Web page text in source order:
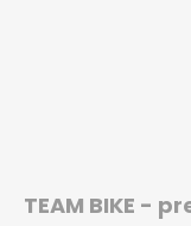
TEAM BIKE -